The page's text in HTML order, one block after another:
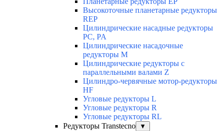
Высокоточные планетарные редукторы
REP
Цилиндрические насадные редукторы
PC, PA
Цилиндрические насадочные
редукторы M
Цилиндрические редукторы с
параллельными валами Z
Цилиндро-червячные мотор-редукторы
HF
Угловые редукторы L
Угловые редукторы R
Угловые редукторы RL
Редукторы Transtecno
▼